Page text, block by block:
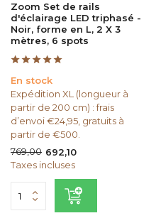
Zoom Set de rails
d'éclairage LED triphasé -
Noir, forme en L, 2 X 3
mètres, 6 spots
En stock
Expédition XL (longueur à
partir de 200 cm) : frais
d’envoi €24,95, gratuits à
partir de €500.
769,00 692,10
Taxes incluses